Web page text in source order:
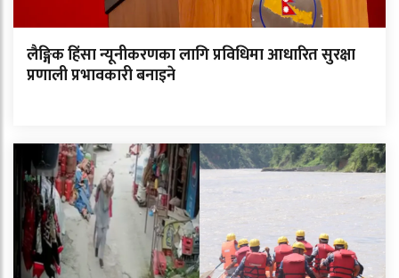
लैङ्गिक हिंसा न्यूनीकरणका लागि प्रविधिमा आधारित सुरक्षा
प्रणाली प्रभावकारी बनाइने